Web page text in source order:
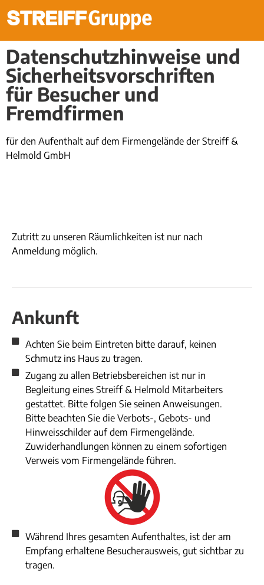
Datenschutzhinweise und
Sicherheitsvorschriften
für Besucher und
Fremdfirmen
für den Aufenthalt auf dem Firmengelände der Streiff &
Helmold GmbH
Zutritt zu unseren Räumlichkeiten ist nur nach
Anmeldung möglich.
Ankunft
Achten Sie beim Eintreten bitte darauf, keinen
Schmutz ins Haus zu tragen.
Zugang zu allen Betriebsbereichen ist nur in
Begleitung eines Streiff & Helmold Mitarbeiters
gestattet. Bitte folgen Sie seinen Anweisungen.
Bitte beachten Sie die Verbots-, Gebots- und
Hinweisschilder auf dem Firmengelände.
Zuwiderhandlungen können zu einem sofortigen
Verweis vom Firmengelände führen.
Während Ihres gesamten Aufenthaltes, ist der am
Empfang erhaltene Besucherausweis, gut sichtbar zu
tragen.